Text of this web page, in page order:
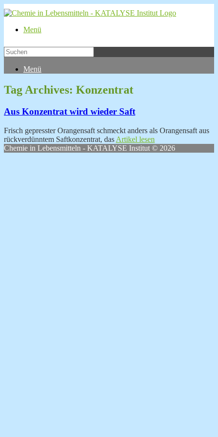
Menü
Menü
Tag Archives: Konzentrat
Aus Konzentrat wird wieder Saft
Frisch gepresster Orangensaft schmeckt anders als Orangensaft aus
rückverdünntem Saftkonzentrat, das Artikel lesen
Chemie in Lebensmitteln - KATALYSE Institut © 2026